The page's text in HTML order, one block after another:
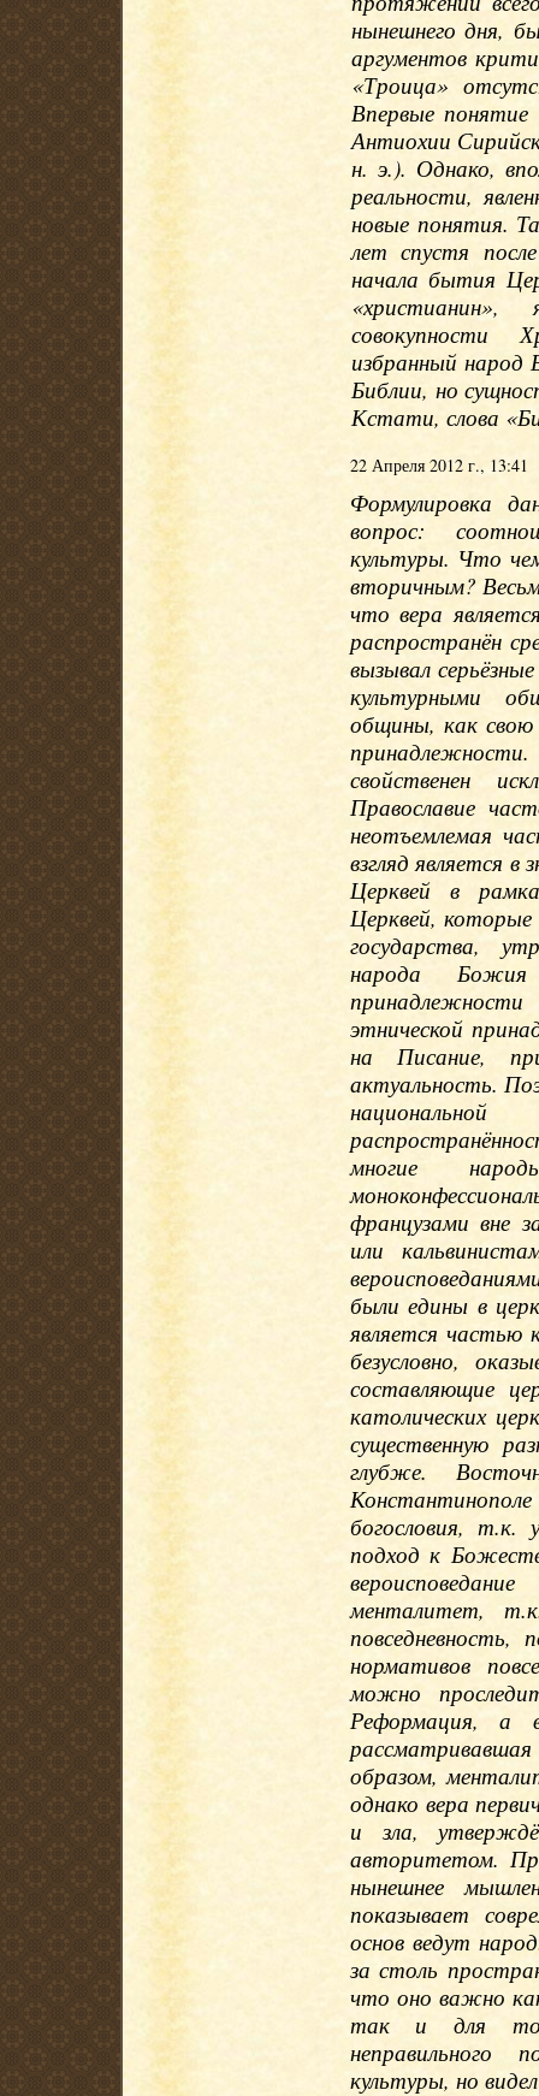
нынешнего дня,
аргументов
«Троица»
Впервые
Антиохии
н. э.). Однако,
реальности,
новые понятия.
лет спустя
начала бытия
«христианин»,
совокупности
избранный народ
Библии, но
Кстати, слова
22 Апреля 2012 г., 13:41
Формулировка
вопрос:
культуры. Что
вторичным?
что вера
распространён
вызывал
культурными
общины, как свою
свойственен
Православие
неотъемлемая
взгляд является
Церквей в
Церквей,
государства,
народа
этнической
на Писание,
актуальность.
многие
французами вне
или
были едины в
является частью
безусловно,
составляющие
католических
существенную
глубже.
богословия, т.к.
подход к
менталитет,
нормативов
можно
Реформация, а
образом,
однако вера
и зла,
авторитетом.
нынешнее
показывает
основ ведут
за столь
что оно важно
так и для
культуры, но